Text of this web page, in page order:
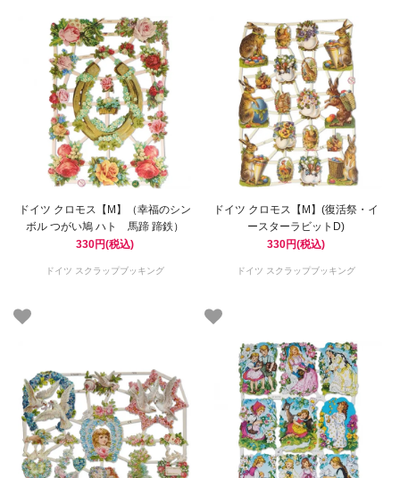
ドイツ クロモス【M】（幸福のシン
ボル つがい鳩 ハト 馬蹄 蹄鉄）
330円(税込)
ドイツ スクラップブッキング
ドイツ クロモス【M】(復活祭・イ
ースターラビットD)
330円(税込)
ドイツ スクラップブッキング